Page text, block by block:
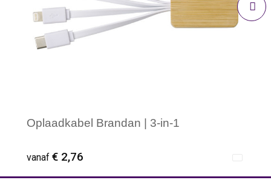
Oplaadkabel Brandan | 3-in-1
vanaf € 2,76